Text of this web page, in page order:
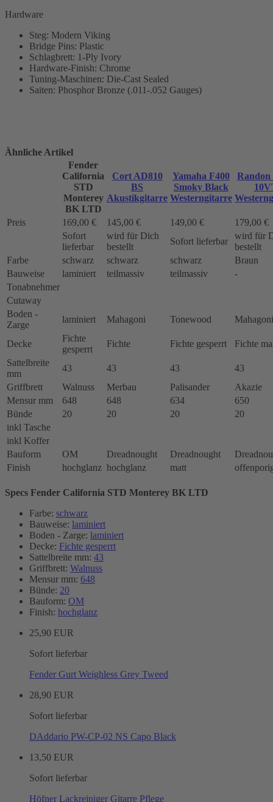
Hardware
Steg: Modern Viking
Bridge Pins: Plastic
Schlagbrett: 1-Ply Ivory
Hardware-Finish: Chrome
Tuning-Maschinen: Die-Cast Sealed
Saiten: Phosphor Bronze (.011-.052 Gauges)
Ähnliche Artikel
Fender
California
STD
Monterey
BK LTD
Cort AD810
BS
Akustikgitarre
Yamaha F400
Smoky Black
Westerngitarre
Preis 169,00 € 145,00 € 149,00 €
179,00 €
Sofort
lieferbar
wird für Dich
bestellt
Sofort lieferbar
wird für
bestellt
Farbe
schwarz schwarz schwarz
Braun
Bauweise
laminiert teilmassiv teilmassiv
-
Tonabnehmer
Cutaway
Boden -
Zarge
laminiert Mahagoni Tonewood Mahagoni
Decke
Fichte
gesperrt
Fichte Fichte gesperrt
Fichte
Sattelbreite
mm
43 43 43
43
Griffbrett
Walnuss Merbau Palisander
Akazie
Mensur mm
648 648 634
650
Bünde
20 20 20
20
inkl Tasche
inkl Koffer
Bauform
OM Dreadnought Dreadnought
Finish
hochglanz hochglanz matt
Specs Fender California STD Monterey BK LTD
Farbe: schwarz
Bauweise: laminiert
Boden - Zarge: laminiert
Decke: Fichte gesperrt
Sattelbreite mm: 43
Griffbrett: Walnuss
Mensur mm: 648
Bünde: 20
Bauform: OM
Finish: hochglanz
25,90 EUR
Sofort lieferbar
Fender Gurt Weighless Grey Tweed
28,90 EUR
Sofort lieferbar
DAddario PW-CP-02 NS Capo Black
13,50 EUR
Sofort lieferbar
Höfner Lackreiniger Gitarre Pflege